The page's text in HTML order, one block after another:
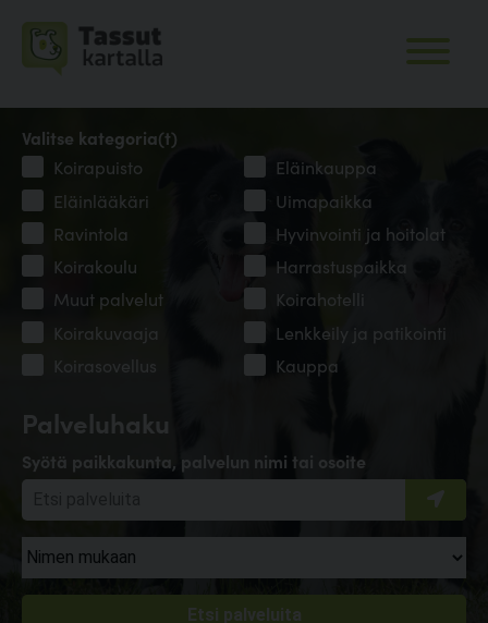
Palveluhaku
Syötä paikkakunta, palvelun nimi tai osoite
Valitse kategoria(t)
Koirapuisto
Eläinkauppa
Eläinlääkäri
Uimapaikka
Ravintola
Hyvinvointi ja hoitolat
Koirakoulu
Harrastuspaikka
Muut palvelut
Koirahotelli
Koirakuvaaja
Lenkkeily ja patikointi
Koirasovellus
Kauppa